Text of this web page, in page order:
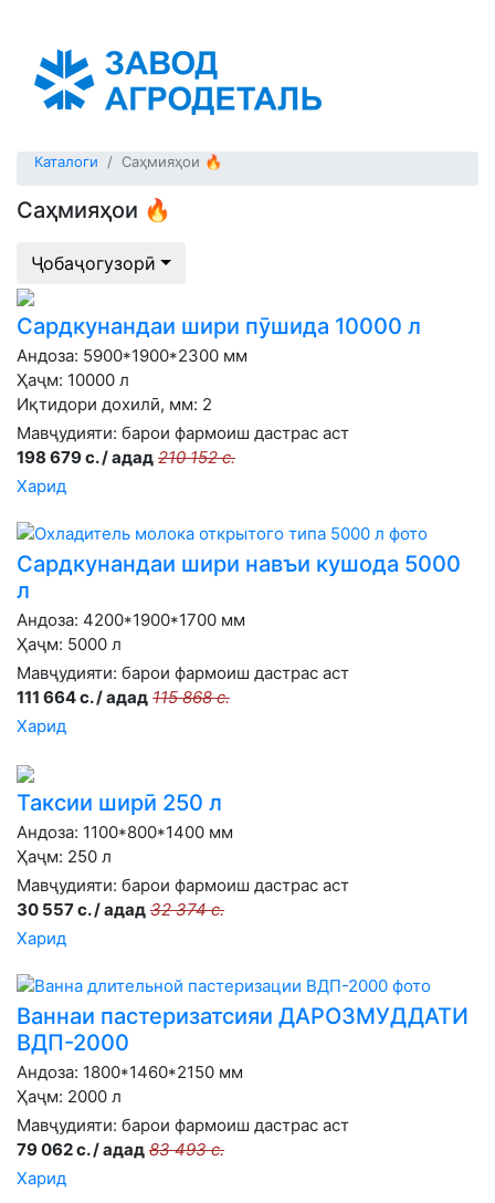
Каталоги Саҳмияҳои 🔥
Саҳмияҳои 🔥
Ҷобаҷогузорӣ
Сардкунандаи шири пӯшида 10000 л
Андоза: 5900*1900*2300 мм
Ҳаҷм: 10000 л
Иқтидори дохилӣ, мм: 2
Мавҷудияти: барои фармоиш дастрас аст
198 679 с. / адад 210 152 с.
Харид
Сардкунандаи шири навъи кушода 5000
л
Андоза: 4200*1900*1700 мм
Ҳаҷм: 5000 л
Мавҷудияти: барои фармоиш дастрас аст
111 664 с. / адад 115 868 с.
Харид
Таксии ширӣ 250 л
Андоза: 1100*800*1400 мм
Ҳаҷм: 250 л
Мавҷудияти: барои фармоиш дастрас аст
30 557 с. / адад 32 374 с.
Харид
Ваннаи пастеризатсияи ДАРОЗМУДДАТИ
ВДП-2000
Андоза: 1800*1460*2150 мм
Ҳаҷм: 2000 л
Мавҷудияти: барои фармоиш дастрас аст
79 062 с. / адад 83 493 с.
Харид